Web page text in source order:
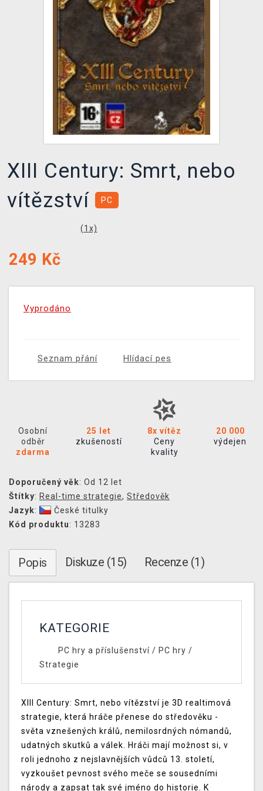
DOPRAVA
XZONE KLUB
TCG & BOARDGAME HUB
VÝKUP HER (BAZAR)
XIII Century: Smrt, nebo
vítězství
PC
(1 x)
249 Kč
Vyprodáno
Seznam přání Hlídací pes
Osobní
odběr
zdarma
25 let
zkušeností
8x vítěz
Ceny
kvality
20 000
výdejen
Doporučený věk: Od 12 let
Štítky: Real-time strategie, Středověk
Jazyk:
České titulky
Kód produktu: 13283
Popis Diskuze (15) Recenze (1)
KATEGORIE
PC hry a příslušenství/ PC hry /
Strategie
XIII Century: Smrt, nebo vítězství je 3D realtimová
strategie, která hráče přenese do středověku -
světa vznešených králů, nemilosrdných nómandů,
udatných skutků a válek. Hráči mají možnost si, v
roli jednoho z nejslavnějších vůdců 13. století,
vyzkoušet pevnost svého meče se sousedními
národy a zapsat tak své jméno do historie. K